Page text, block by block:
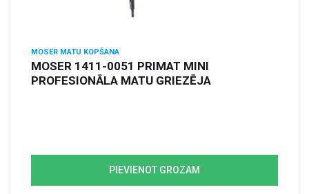
MOSER MATU KOPŠANA
MOSER 1411-0051 PRIMAT MINI
PROFESIONĀLA MATU GRIEZĒJA
PIEVIENOT GROZAM